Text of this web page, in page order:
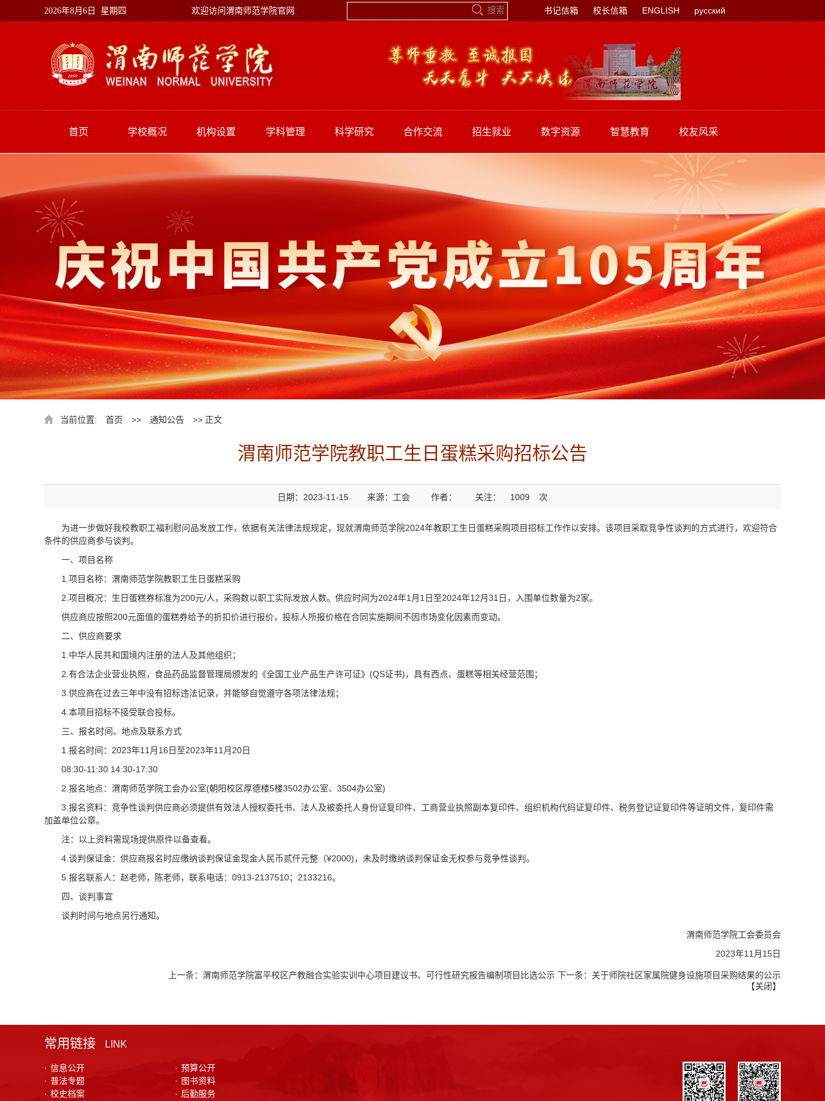
2026年8月6日 星期四 欢迎访问渭南师范学院官网 书记信箱 校长信箱 ENGLISH русский
首页 学校概况 机构设置 学科管理 科学研究 合作交流 招生就业 数字资源 智慧教育 校友风采
当前位置: 首页 >> 通知公告 >> 正文
渭南师范学院教职工生日蛋糕采购招标公告
日期：2023-11-15 来源：工会 作者： 关注： 1009 次
为进一步做好我校教职工福利慰问品发放工作，依据有关法律法规规定，现就渭南师范学院2024年教职工生日蛋糕采购项目招标工作作以安排。该项目采取竞争性谈判的方式进行，欢迎符合
条件的供应商参与谈判。
一、项目名称
1.项目名称：渭南师范学院教职工生日蛋糕采购
2.项目概况：生日蛋糕券标准为200元/人，采购数以职工实际发放人数。供应时间为2024年1月1日至2024年12月31日，入围单位数量为2家。
供应商应按照200元面值的蛋糕券给予的折扣价进行报价，投标人所报价格在合同实施期间不因市场变化因素而变动。
二、供应商要求
1.中华人民共和国境内注册的法人及其他组织；
2.有合法企业营业执照，食品药品监督管理局颁发的《全国工业产品生产许可证》(QS证书)，具有西点、蛋糕等相关经营范围；
3.供应商在过去三年中没有招标违法记录，并能够自觉遵守各项法律法规；
4.本项目招标不接受联合投标。
三、报名时间、地点及联系方式
1.报名时间：2023年11月16日至2023年11月20日
08:30-11:30 14:30-17:30
2.报名地点：渭南师范学院工会办公室(朝阳校区厚德楼5楼3502办公室、3504办公室)
3.报名资料：竞争性谈判供应商必须提供有效法人授权委托书、法人及被委托人身份证复印件、工商营业执照副本复印件、组织机构代码证复印件、税务登记证复印件等证明文件，复印件需
加盖单位公章。
注：以上资料需现场提供原件以备查看。
4.谈判保证金：供应商报名时应缴纳谈判保证金现金人民币贰仟元整（¥2000)，未及时缴纳谈判保证金无权参与竞争性谈判。
5.报名联系人：赵老师，陈老师，联系电话：0913-2137510；2133216。
四、谈判事宜
谈判时间与地点另行通知。
渭南师范学院工会委员会
2023年11月15日
上一条： 渭南师范学院富平校区产教融合实验实训中心项目建议书、可行性研究报告编制项目比选公示 下一条： 关于师院社区家属院健身设施项目采购结果的公示
【关闭】
常用链接 LINK
· 信息公开 · 预算公开
· 普法专题 · 图书资料
· 校史档案 · 后勤服务